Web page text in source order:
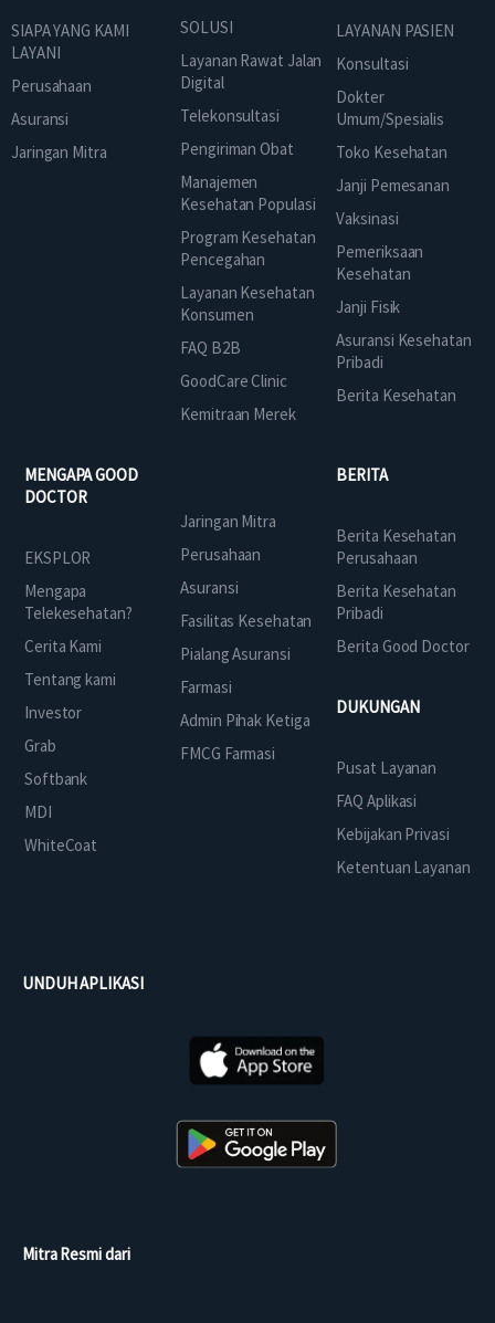
SIAPA YANG KAMI
LAYANI
Perusahaan
Asuransi
Jaringan Mitra
SOLUSI
Layanan Rawat Jalan
Digital
Telekonsultasi
Pengiriman Obat
Manajemen
Kesehatan Populasi
Program Kesehatan
Pencegahan
Layanan Kesehatan
Konsumen
FAQ B2B
GoodCare Clinic
Kemitraan Merek
LAYANAN PASIEN
Konsultasi
Dokter
Umum/Spesialis
Toko Kesehatan
Janji Pemesanan
Vaksinasi
Pemeriksaan
Kesehatan
Janji Fisik
Asuransi Kesehatan
Pribadi
Berita Kesehatan
MENGAPA GOOD
DOCTOR
EKSPLOR
Mengapa
Telekesehatan?
Cerita Kami
Tentang kami
Investor
Grab
Softbank
MDI
WhiteCoat
Jaringan Mitra
Perusahaan
Asuransi
Fasilitas Kesehatan
Pialang Asuransi
Farmasi
Admin Pihak Ketiga
FMCG Farmasi
BERITA
Berita Kesehatan
Perusahaan
Berita Kesehatan
Pribadi
Berita Good Doctor
DUKUNGAN
Pusat Layanan
FAQ Aplikasi
Kebijakan Privasi
Ketentuan Layanan
UNDUH APLIKASI
Mitra Resmi dari